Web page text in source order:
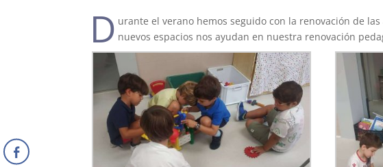
D urante el verano hemos seguido con la renovación de
nuevos espacios nos ayudan en nuestra renovación